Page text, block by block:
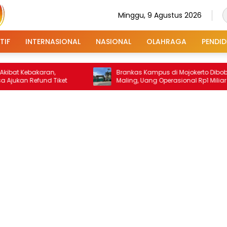
Minggu, 9 Agustus 2026
INTERNASIONAL NASIONAL OLAHRAGA
Tiket
Brankas Kampus di Mojokerto Dibobol
Maling, Uang Operasional Rp1 Miliar Raib